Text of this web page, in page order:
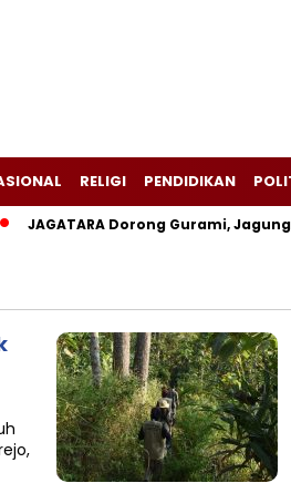
RELIGI PENDIDIKAN
JAGATARA Dorong Gurami, Jagung,